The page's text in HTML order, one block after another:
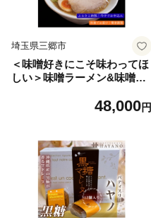
埼玉県三郷市
＜味噌好きにこそ味わってほ
しい＞味噌ラーメン&味噌油
48,000円